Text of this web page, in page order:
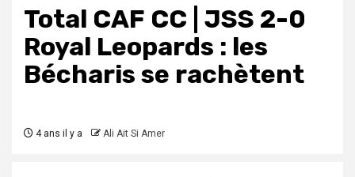
Total CAF CC | JSS 2-0
Royal Leopards : les
Bécharis se rachètent
4 ans il y a Ali Ait Si Amer